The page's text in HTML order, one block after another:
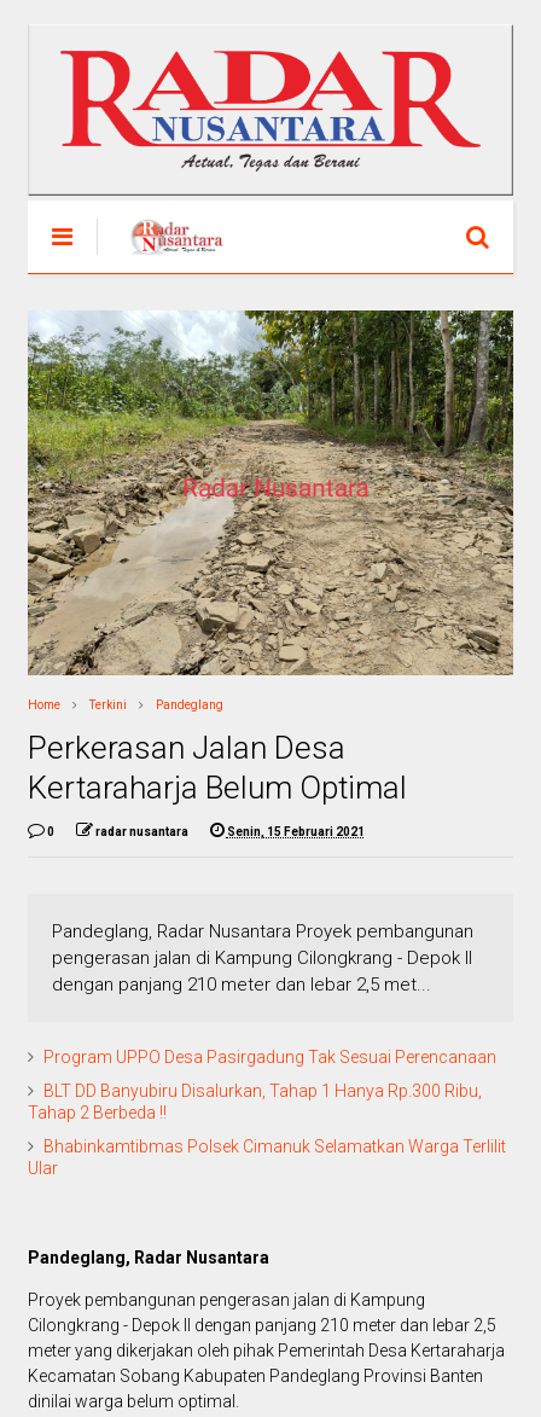
Home Terkini Pandeglang
Perkerasan Jalan Desa
Kertaraharja Belum Optimal
0 radar nusantara Senin, 15 Februari 2021
Pandeglang, Radar Nusantara Proyek pembangunan
pengerasan jalan di Kampung Cilongkrang - Depok II
dengan panjang 210 meter dan lebar 2,5 met...
Program UPPO Desa Pasirgadung Tak Sesuai Perencanaan
BLT DD Banyubiru Disalurkan, Tahap 1 Hanya Rp.300 Ribu,
Tahap 2 Berbeda !!
Bhabinkamtibmas Polsek Cimanuk Selamatkan Warga Terlilit
Ular
Pandeglang, Radar Nusantara
Proyek pembangunan pengerasan jalan di Kampung
Cilongkrang - Depok II dengan panjang 210 meter dan lebar 2,5
meter yang dikerjakan oleh pihak Pemerintah Desa Kertaraharja
Kecamatan Sobang Kabupaten Pandeglang Provinsi Banten
dinilai warga belum optimal.